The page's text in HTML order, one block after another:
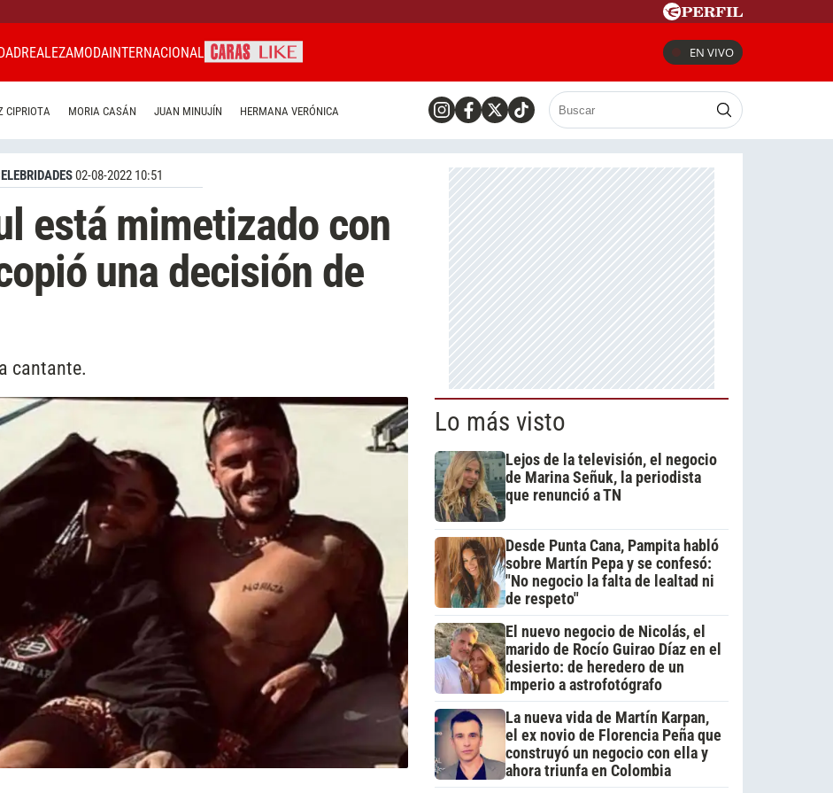
REALEZAMODAINTERNACIONAL EN VIVO
CIPRIOTA MORIA CASÁN JUAN MINUJÍN HERMANA VERÓNICA
02-08-2022 10:51
está mimetizado con
una decisión de
cantante.
Lo más visto
Lejos de la televisión, el negocio
de Marina Señuk, la periodista
que renunció a TN
Desde Punta Cana, Pampita habló
sobre Martín Pepa y se confesó:
"No negocio la falta de lealtad ni
de respeto"
El nuevo negocio de Nicolás, el
marido de Rocío Guirao Díaz en el
desierto: de heredero de un
imperio a astrofotógrafo
La nueva vida de Martín Karpan,
el ex novio de Florencia Peña que
construyó un negocio con ella y
ahora triunfa en Colombia